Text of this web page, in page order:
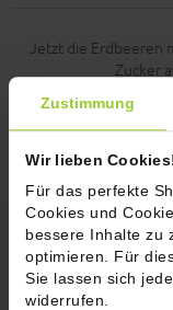
Zustimmung
Wir lieben
Für das perfekte
Cookies und
bessere Inhalte zu
optimieren. Für
Sie lassen sich
widerrufen.
Jetzt die Erdbeeren
Zucker
Erdbeerpüree mit
Danach die Tarte mit